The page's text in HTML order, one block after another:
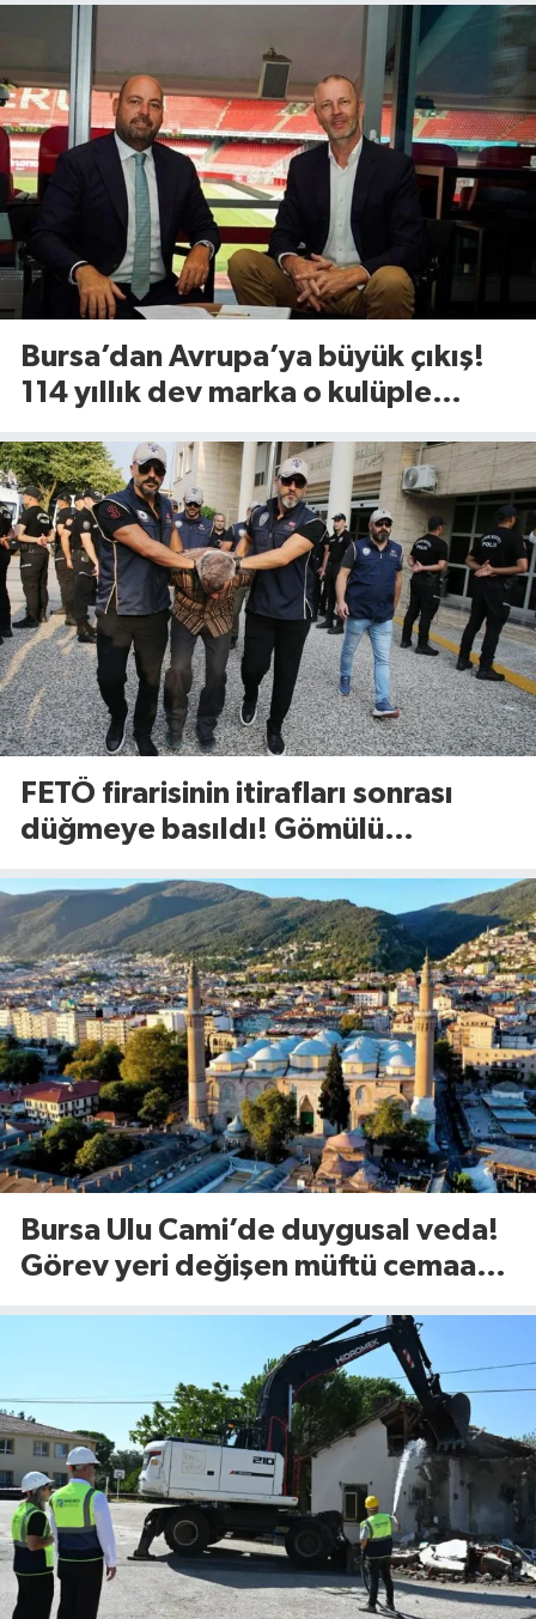
Bursa’dan Avrupa’ya büyük çıkış!
114 yıllık dev marka o kulüple
FETÖ firarisinin itirafları sonrası
düğmeye basıldı! Gömülü
Bursa Ulu Cami’de duygusal veda!
Görev yeri değişen müftü cemaate